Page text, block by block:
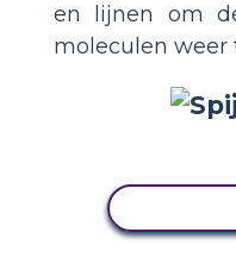
en lijnen om
moleculen weer